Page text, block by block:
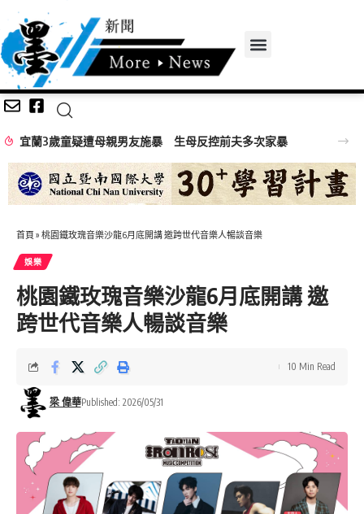
宜蘭3歲童疑遭母親男友施暴 生母反控前夫多次家暴
首頁 » 桃園鐵玫瑰音樂沙龍6月底開講 邀跨世代音樂人暢談音樂
娛樂
桃園鐵玫瑰音樂沙龍6月底開講 邀
跨世代音樂人暢談音樂
梁 偉華Published: 2026/05/31
10 Min Read